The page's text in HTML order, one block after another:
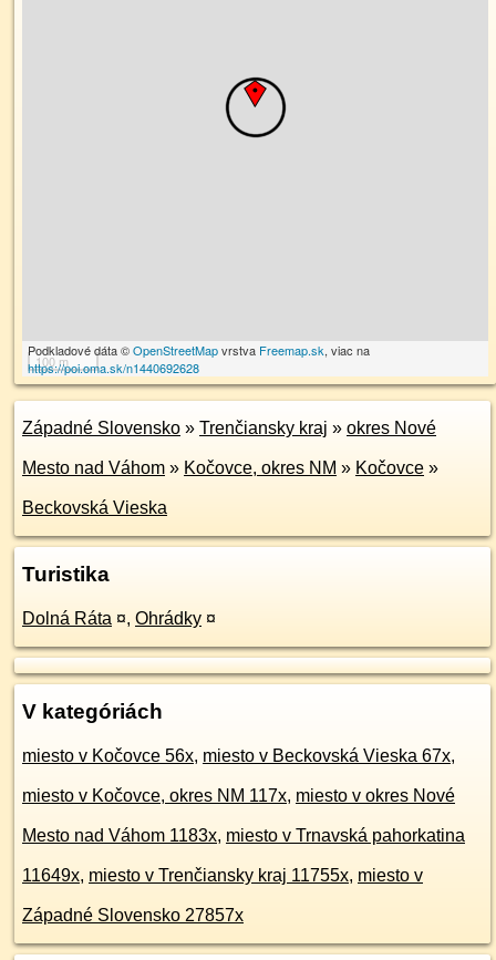
100 m
Podkladové dáta ©OpenStreetMapvrstva Freemap.sk, viac na
https://poi.oma.sk/n1440692628
Západné Slovensko » Trenčiansky kraj » okres Nové
Mesto nad Váhom » Kočovce, okres NM » Kočovce »
Beckovská Vieska
Turistika
Dolná Ráta ¤, Ohrádky ¤
V kategóriách
miesto v Kočovce 56x, miesto v Beckovská Vieska 67x,
miesto v Kočovce, okres NM 117x, miesto v okres Nové
Mesto nad Váhom 1183x, miesto v Trnavská pahorkatina
11649x, miesto v Trenčiansky kraj 11755x, miesto v
Západné Slovensko 27857x